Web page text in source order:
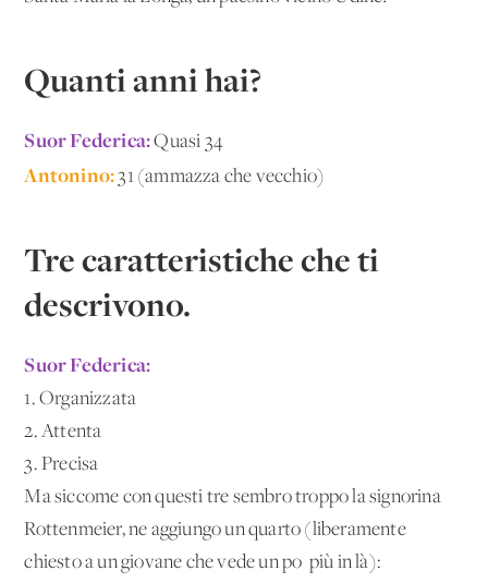
Quanti anni hai?
Suor Federica:Quasi 34
Antonino:31 (ammazza che vecchio)
Tre caratteristiche che ti
descrivono.
Suor Federica:
1. Organizzata
2. Attenta
3. Precisa
Ma siccome con questi tre sembro troppo la signorina
Rottenmeier, ne aggiungo un quarto (liberamente
chiesto a un giovane che vede un po' più in là):